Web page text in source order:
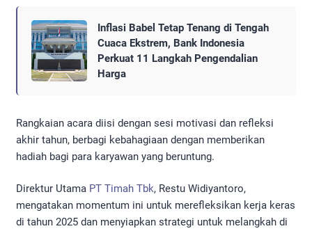
Inflasi Babel Tetap Tenang di Tengah
Cuaca Ekstrem, Bank Indonesia
Perkuat 11 Langkah Pengendalian
Harga
Rangkaian acara diisi dengan sesi motivasi dan refleksi
akhir tahun, berbagi kebahagiaan dengan memberikan
hadiah bagi para karyawan yang beruntung.
Direktur Utama PT Timah Tbk, Restu Widiyantoro,
mengatakan momentum ini untuk merefleksikan kerja keras
di tahun 2025 dan menyiapkan strategi untuk melangkah di